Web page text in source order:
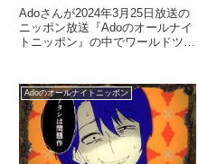
Adoさんが2024年3月25日放送の
ニッポン放送『Adoのオールナイ
トニッポン』の中でワールドツア
Adoのオールナイトニッポン